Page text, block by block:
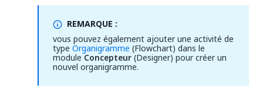
REMARQUE :
vous pouvez également ajouter une activité de
type Organigramme (Flowchart) dans le
moduleConcepteur(Designer) pour créer un
nouvel organigramme.